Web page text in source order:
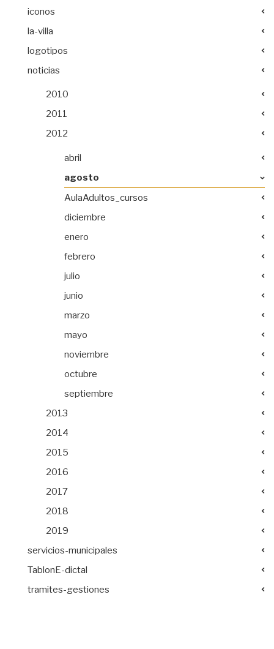
iconos
la-villa
logotipos
noticias
2010
2011
2012
abril
agosto
AulaAdultos_cursos
diciembre
enero
febrero
julio
junio
marzo
mayo
noviembre
octubre
septiembre
2013
2014
2015
2016
2017
2018
2019
servicios-municipales
TablonE-dictal
tramites-gestiones